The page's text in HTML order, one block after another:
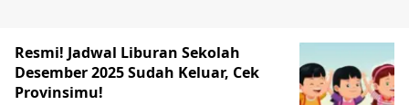
Resmi! Jadwal Liburan Sekolah
Desember 2025 Sudah Keluar, Cek
Provinsimu!